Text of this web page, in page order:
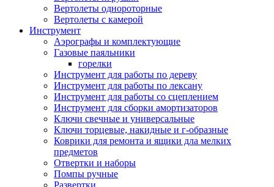
Вертолеты однороторные
Вертолеты с камерой
Инструмент
Аэрографы и комплектующие
Газовые паяльники
горелки
Инструмент для работы по дереву
Инструмент для работы по лексану
Инструмент для работы со сцеплением
Инструмент для сборки амортизаторов
Ключи свечные и универсальные
Ключи торцевые, накидные и г-образные
Коврики для ремонта и ящики дла мелких
предметов
Отвертки и наборы
Помпы ручные
Развертки